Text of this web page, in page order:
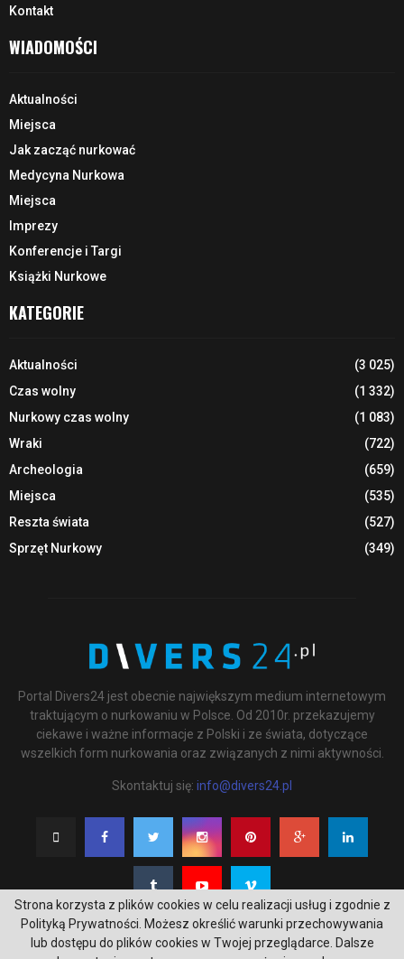
Kontakt
WIADOMOŚCI
Aktualności
Miejsca
Jak zacząć nurkować
Medycyna Nurkowa
Miejsca
Imprezy
Konferencje i Targi
Książki Nurkowe
KATEGORIE
Aktualności
(3 025)
Czas wolny
(1 332)
Nurkowy czas wolny
(1 083)
Wraki
(722)
Archeologia
(659)
Miejsca
(535)
Reszta świata
(527)
Sprzęt Nurkowy
(349)
Portal Divers24 jest obecnie największym medium internetowym
traktującym o nurkowaniu w Polsce. Od 2010r. przekazujemy
ciekawe i ważne informacje z Polski i ze świata, dotyczące
wszelkich form nurkowania oraz związanych z nimi aktywności.
Skontaktuj się: info@divers24.pl
Strona korzysta z plików cookies w celu realizacji usług i zgodnie z
Polityką Prywatności. Możesz określić warunki przechowywania
lub dostępu do plików cookies w Twojej przeglądarce. Dalsze